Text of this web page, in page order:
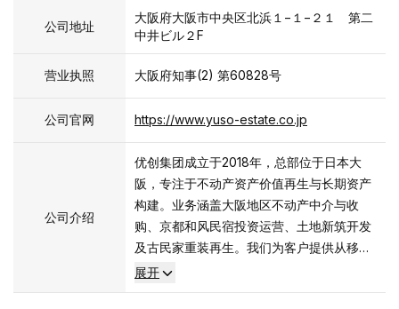
公司地址
大阪府大阪市中央区北浜１−１−２１ 第二
中井ビル２F
营业执照 大阪府知事(2) 第60828号
公司官网 https://www.yuso-estate.co.jp
公司介绍
优创集团成立于2018年，总部位于日本大
阪，专注于不动产资产价值再生与长期资产
构建。业务涵盖大阪地区不动产中介与收
购、京都和风民宿投资运营、土地新筑开发
及古民家重装再生。我们为客户提供从移民
咨询、投资判断、项目整备到后续运营的一
站式服务，以专业与细节为资产保驾护航，
展开